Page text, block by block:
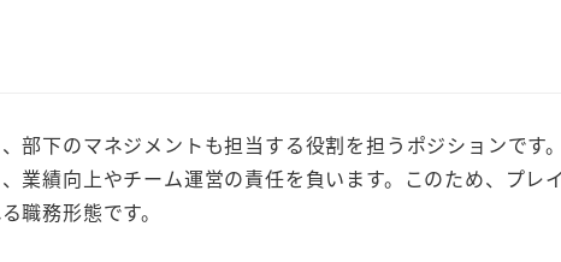
部下のマネジメントも担当する役割を担うポジションです
業績向上やチーム運営の責任を負います。このため、プレ
職務形態です。